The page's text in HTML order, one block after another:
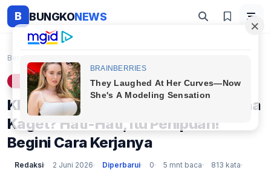
B BUNGKONEWS
Beranda
LIFESTYLE
Klaim Saldo Rp50.000 dari Link Dana
Kaget? Hati-Hati, Itu Penipuan!
Begini Cara Kerjanya
Redaksi 2 Juni 2026 Diperbarui 0 5 mnt baca
813 kata